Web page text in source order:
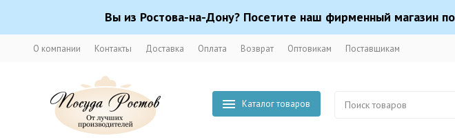
Вы из Ростова-на-Дону? Посетите наш фирменный магазин
О компании Контакты Доставка Оплата Возврат Оптовикам Поставщикам
Каталог товаров